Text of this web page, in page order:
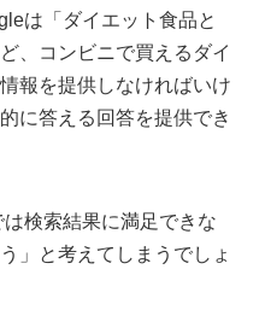
は「ダイエット食品と
、コンビニで買えるダイ
報を提供しなければいけ
に答える回答を提供でき
検索結果に満足できな
」と考えてしまうでしょ